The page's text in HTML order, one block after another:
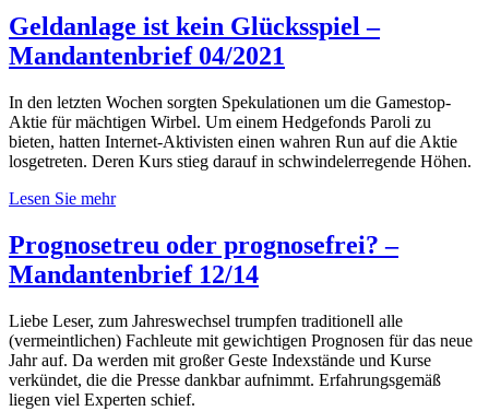
Geldanlage ist kein Glücksspiel –
Mandantenbrief 04/2021
In den letzten Wochen sorgten Spekulationen um die Gamestop-
Aktie für mächtigen Wirbel. Um einem Hedgefonds Paroli zu
bieten, hatten Internet-Aktivisten einen wahren Run auf die Aktie
losgetreten. Deren Kurs stieg darauf in schwindelerregende Höhen.
Lesen Sie mehr
Prognosetreu oder prognosefrei? –
Mandantenbrief 12/14
Liebe Leser, zum Jahreswechsel trumpfen traditionell alle
(vermeintlichen) Fachleute mit gewichtigen Prognosen für das neue
Jahr auf. Da werden mit großer Geste Indexstände und Kurse
verkündet, die die Presse dankbar aufnimmt. Erfahrungsgemäß
liegen viel Experten schief.